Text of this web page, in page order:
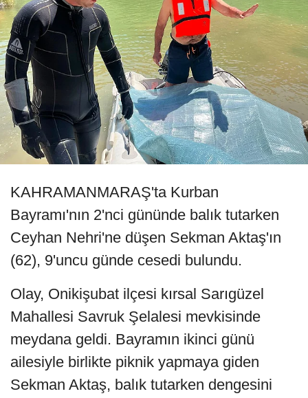
KAHRAMANMARAŞ'ta Kurban
Bayramı'nın 2'nci gününde balık tutarken
Ceyhan Nehri'ne düşen Sekman Aktaş'ın
(62), 9'uncu günde cesedi bulundu.
Olay, Onikişubat ilçesi kırsal Sarıgüzel
Mahallesi Savruk Şelalesi mevkisinde
meydana geldi. Bayramın ikinci günü
ailesiyle birlikte piknik yapmaya giden
Sekman Aktaş, balık tutarken dengesini